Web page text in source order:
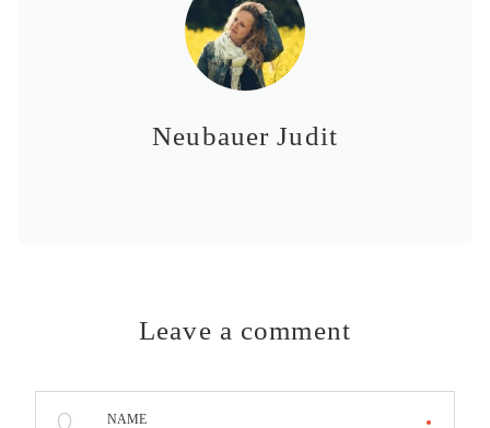
Neubauer Judit
Leave a comment
NAME